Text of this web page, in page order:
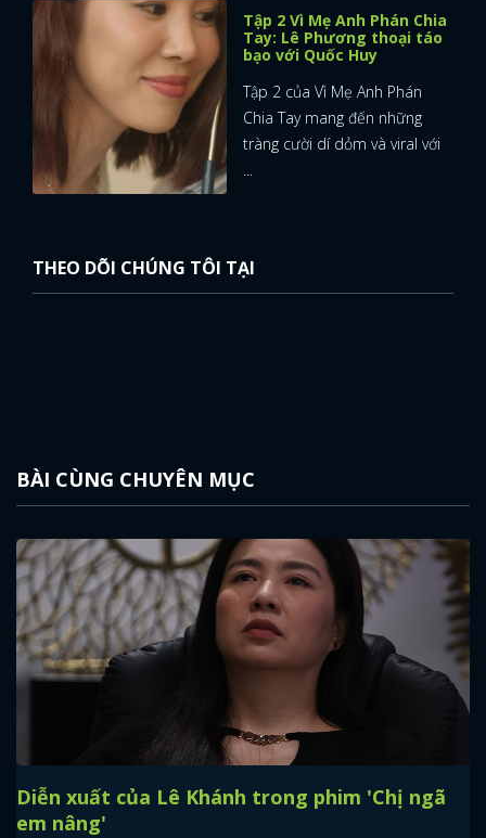
Tập 2 Vì Mẹ Anh Phán Chia
Tay: Lê Phương thoại táo
bạo với Quốc Huy
Tập 2 của Vì Mẹ Anh Phán
Chia Tay mang đến những
tràng cười dí dỏm và viral với
...
THEO DÕI CHÚNG TÔI TẠI
BÀI CÙNG CHUYÊN MỤC
Diễn xuất của Lê Khánh trong phim 'Chị ngã
em nâng'